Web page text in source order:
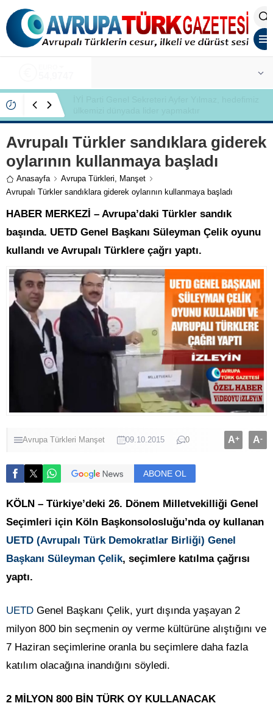
Avrupalı Türkler sandıklara giderek
oylarının kullanmaya başladı
Anasayfa Avrupa Türkleri, Manşet
Avrupalı Türkler sandıklara giderek oylarının kullanmaya başladı
HABER MERKEZİ – Avrupa’daki Türkler sandık
başında. UETD Genel Başkanı Süleyman Çelik oyunu
kullandı ve Avrupalı Türklere çağrı yaptı.
Avrupa Türkleri Manşet 09.10.2015 0 A+ A-
ABONE OL
KÖLN – Türkiye’deki 26. Dönem Milletvekilliği Genel
Seçimleri için Köln Başkonsolosluğu’nda oy kullanan
UETD (Avrupalı Türk Demokratlar Birliği) Genel
Başkanı Süleyman Çelik, seçimlere katılma çağrısı
yaptı.
UETD Genel Başkanı Çelik, yurt dışında yaşayan 2
milyon 800 bin seçmenin oy verme kültürüne alıştığını ve
7 Haziran seçimlerine oranla bu seçimlere daha fazla
katılım olacağına inandığını söyledi.
2 MİLYON 800 BİN TÜRK OY KULLANACAK